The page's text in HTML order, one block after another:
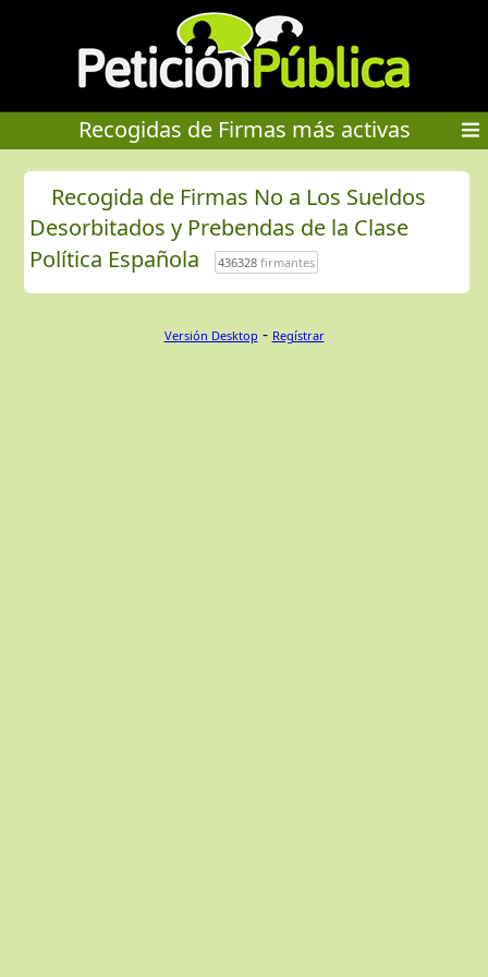
Recogidas de Firmas más activas
Recogida de Firmas No a Los Sueldos
Desorbitados y Prebendas de la Clase
Política Española
436328firmantes
Versión Desktop - Regístrar